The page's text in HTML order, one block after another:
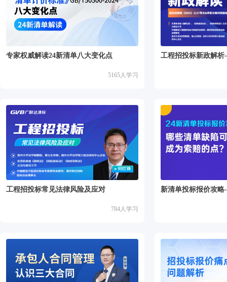
专家权威解读24新清单八大变化点
5165人学习
工程招投标常见法律风险及应对
784人学习